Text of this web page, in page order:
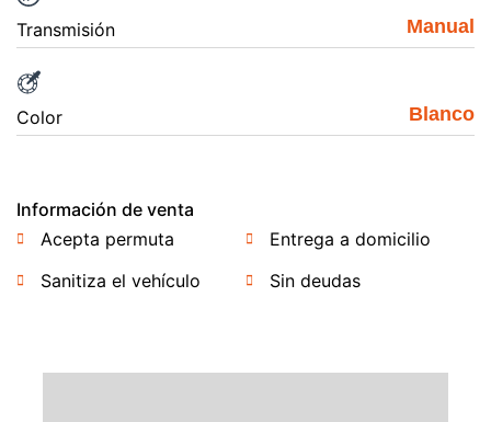
Transmisión Manual
Color Blanco
Información de venta
Acepta permuta
Entrega a domicilio
Sanitiza el vehículo
Sin deudas